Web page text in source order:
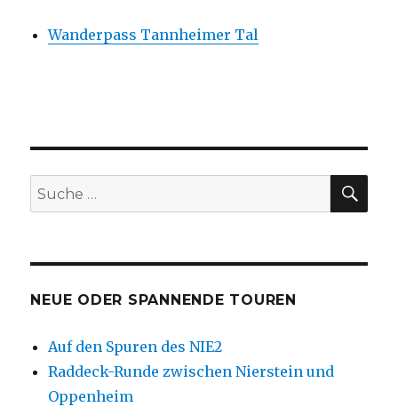
Wanderpass Tannheimer Tal
Suche
nach:
NEUE ODER SPANNENDE TOUREN
Auf den Spuren des NIE2
Raddeck-Runde zwischen Nierstein und
Oppenheim